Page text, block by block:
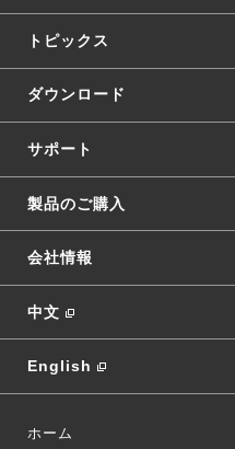
トピックス
ダウンロード
サポート
製品のご購入
会社情報
中文
English
ホーム